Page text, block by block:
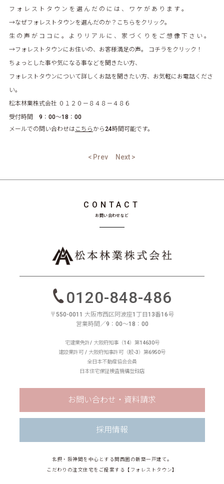
フ ォ レ ス ト タ ウ ン を 選 ん だ の に は 、 ワ ケ が あ り ま す 。
→なぜフォレストタウンを選んだのか？こちらをクリック。
生 の 声 が コ コ に 。 よ り リ ア ル に 、 家 づ く り を ご 想 像 下 さ い 。
→フォレストタウンにお住いの、お客様満足の声。 コチラをクリック！
ちょっとした事や気になる事などを聞きたい方、
フォレストタウンについて詳しくお話を聞きたい方、お気軽にお電話くださ
い。
松本林業株式会社 ０１２０－８４８－４８６
受付時間 9：00～18：00
メールでの問い合わせは こちら から24時間可能です。
< Prev Next >
CONTACT
お問い合わせなど
0120-848-486
〒550-0011 大阪市西区阿波座1丁目13番16号
営業時間／9：00〜18：00
宅建業免許/ 大阪府知事（14）第14630号
建設業許可 / 大阪府知事許可（般-3）第6950号
全日本不動産協会会員
日本住宅保証検査機構登録店
お問い合わせ・資料請求
採用情報
北摂・阪神間を中心とする関西圏の新築一戸建て。
こだわりの注文住宅をご提案する【フォレストタウン】